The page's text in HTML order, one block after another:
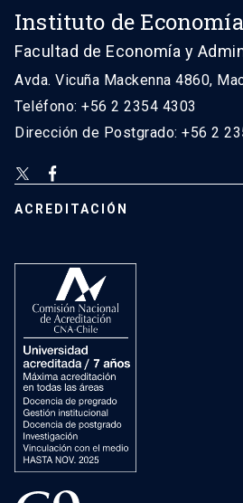
Instituto de Economía
Facultad de Economía y
Avda. Vicuña Mackenna 4860,
Teléfono: +56 2 2354 4303
Dirección de Postgrado: +56 2
ACREDITACIÓN